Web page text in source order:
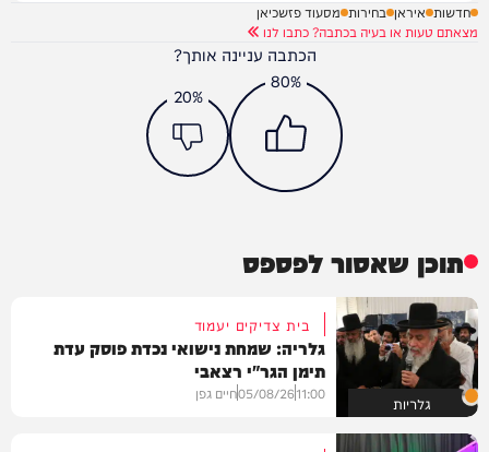
חדשות איראן בחירות מסעוד פזשכיאן
מצאתם טעות או בעיה בכתבה? כתבו לנו
הכתבה עניינה אותך?
80%
20%
תוכן שאסור לפספס
גלריות
בית צדיקים יעמוד
גלריה: שמחת נישואי נכדת פוסק עדת
תימן הגר"י רצאבי
11:00
05/08/26חיים גפן